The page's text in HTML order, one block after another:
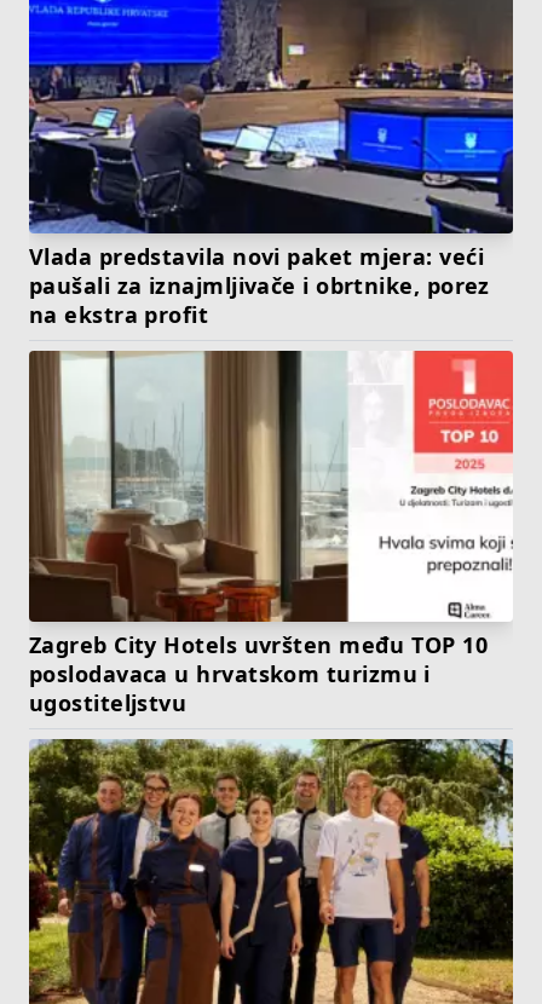
Vlada predstavila novi paket mjera: veći
paušali za iznajmljivače i obrtnike, porez
na ekstra profit
Zagreb City Hotels uvršten među TOP 10
poslodavaca u hrvatskom turizmu i
ugostiteljstvu